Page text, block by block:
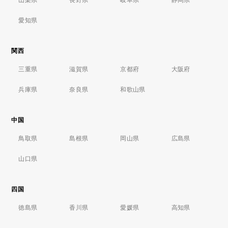
愛知県
関西
三重県 滋賀県 京都府 大阪府
兵庫県 奈良県 和歌山県
中国
鳥取県 島根県 岡山県 広島県
山口県
四国
徳島県 香川県 愛媛県 高知県